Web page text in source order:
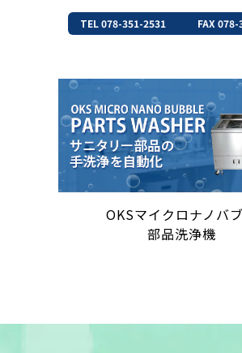
TEL 078-351-2531 FAX
OKSマイクロナノバ
部品洗浄機